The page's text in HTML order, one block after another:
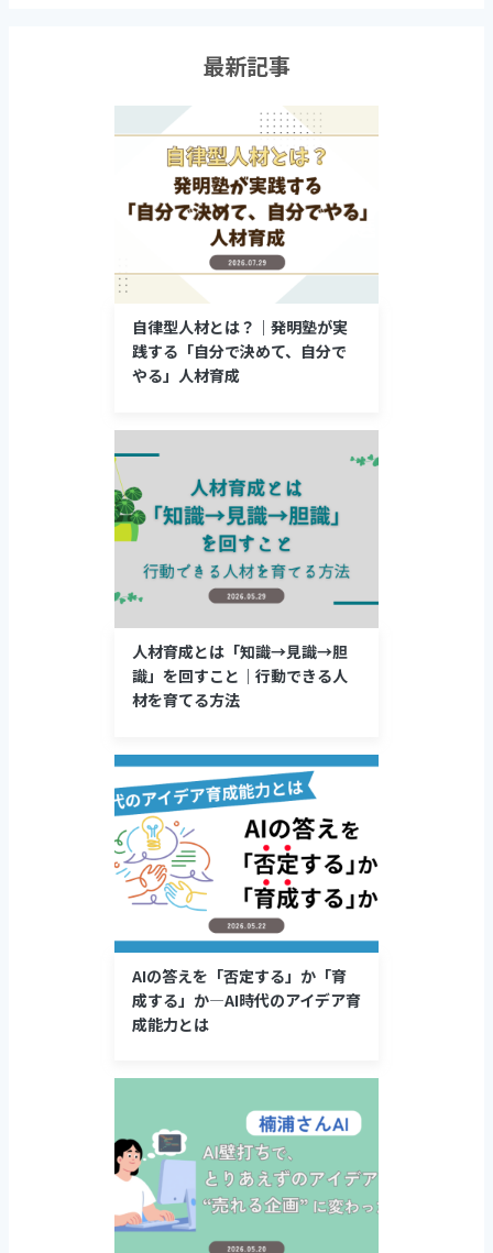
最新記事
自律型人材とは？｜発明塾が実
践する「自分で決めて、自分で
やる」人材育成
人材育成とは「知識→見識→胆
識」を回すこと｜行動できる人
材を育てる方法
AIの答えを「否定する」か「育
成する」か―AI時代のアイデア育
成能力とは